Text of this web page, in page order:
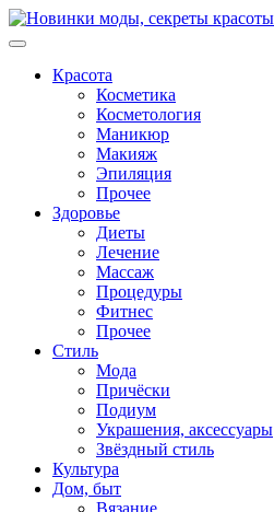
Перейти
к
Красота
Косметика
Косметология
Маникюр
Макияж
Эпиляция
Прочее
Здоровье
Диеты
Лечение
Массаж
Процедуры
Фитнес
Прочее
Стиль
Мода
Причёски
Подиум
Украшения, аксессуары
Звёздный стиль
Культура
Дом, быт
Вязание